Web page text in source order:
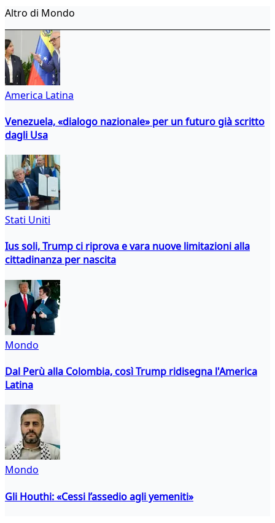
Altro di Mondo
America Latina
Venezuela, «dialogo nazionale» per un futuro già scritto
dagli Usa
Stati Uniti
Ius soli, Trump ci riprova e vara nuove limitazioni alla
cittadinanza per nascita
Mondo
Dal Perù alla Colombia, così Trump ridisegna l'America
Latina
Mondo
Gli Houthi: «Cessi l’assedio agli yemeniti»